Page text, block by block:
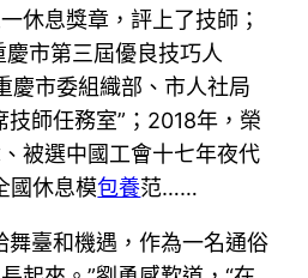
休息獎章，評上了技師；
市第三屆優良技巧人
慶市委組織部、市人社局
技師任務室”；2018年，榮
被選中國工會十七年夜代
國休息模包養范……
舞臺和機遇，作為一名通俗